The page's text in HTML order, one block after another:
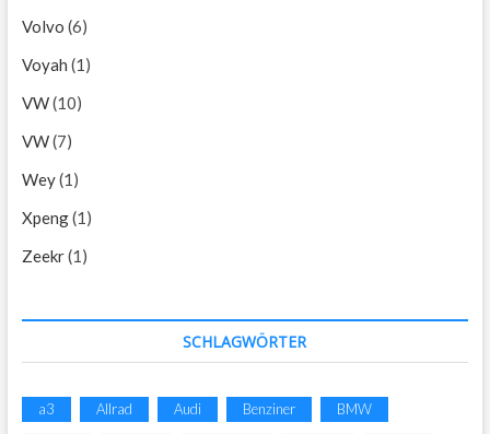
Volvo (6)
Voyah (1)
VW(10)
VW(7)
Wey(1)
Xpeng(1)
Zeekr(1)
SCHLAGWÖRTER
a3 Allrad Audi Benziner BMW